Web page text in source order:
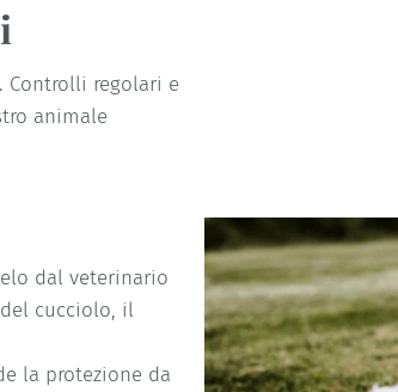
Controlli regolari e
animale
dal veterinario
cucciolo, il
la protezione da